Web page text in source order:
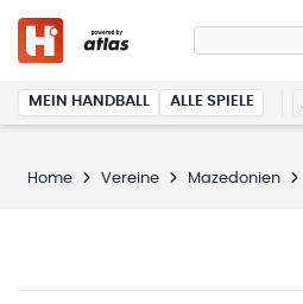
MEIN HANDBALL ALLE SPIELE
Home Vereine Mazedonien